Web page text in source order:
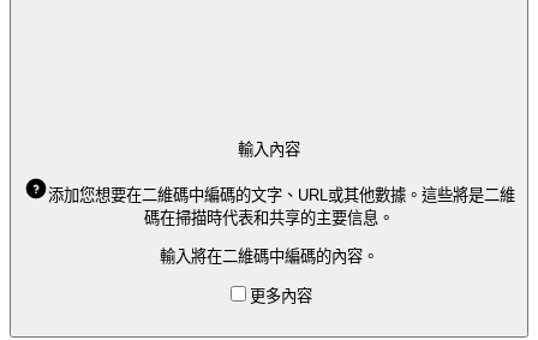
輸入內容
添加您想要在二維碼中編碼的文字、URL或其他數據。這些將是二維
碼在掃描時代表和共享的主要信息。
輸入將在二維碼中編碼的內容。
更多內容